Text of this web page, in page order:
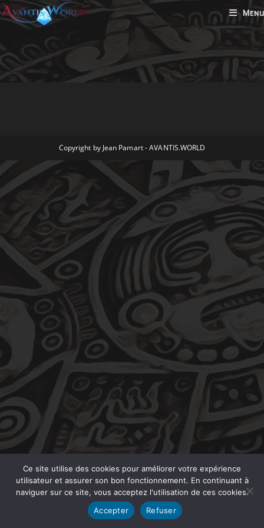
Skip
to
Menu
Copyright by Jean Pamart - AVANTIS.WORLD
Ce site utilise des cookies pour améliorer votre expérience
utilisateur et assurer son bon fonctionnement. En continuant à
naviguer sur ce site, vous acceptez l'utilisation de ces cookies.
Accepter
Refuser